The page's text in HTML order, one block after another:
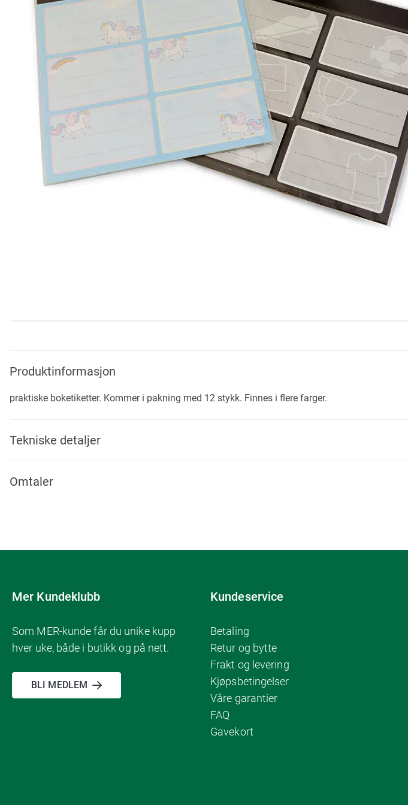
the
beginning
the
images
gallery
Produktinformasjon
praktiske boketiketter. Kommer i pakning med 12 stykk. Finnes i flere farger.
Tekniske detaljer
Omtaler
Mer Kundeklubb
Som MER-kunde får du unike kupp
hver uke, både i butikk og på nett.
BLI MEDLEM
Kundeservice
Betaling
Retur og bytte
Frakt og levering
Kjøpsbetingelser
Våre garantier
FAQ
Gavekort